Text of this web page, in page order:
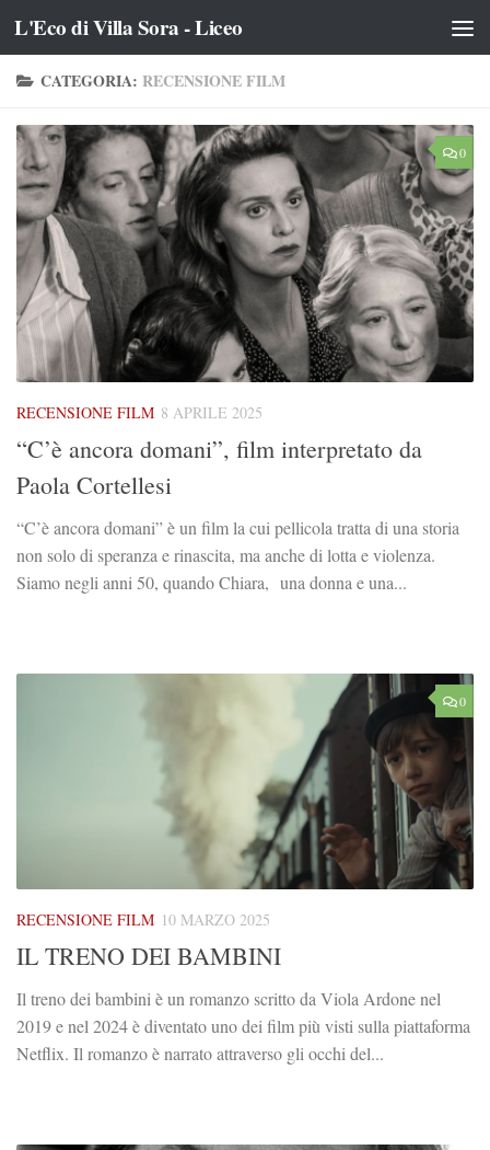
Salta al contenuto
L'Eco di Villa Sora - Liceo
CATEGORIA: RECENSIONE FILM
0
RECENSIONE FILM 8 APRILE 2025
“C’è ancora domani”, film interpretato da
Paola Cortellesi
“C’è ancora domani” è un film la cui pellicola tratta di una storia
non solo di speranza e rinascita, ma anche di lotta e violenza.
Siamo negli anni 50, quando Chiara, una donna e una...
0
RECENSIONE FILM 10 MARZO 2025
IL TRENO DEI BAMBINI
Il treno dei bambini è un romanzo scritto da Viola Ardone nel
2019 e nel 2024 è diventato uno dei film più visti sulla piattaforma
Netflix. Il romanzo è narrato attraverso gli occhi del...